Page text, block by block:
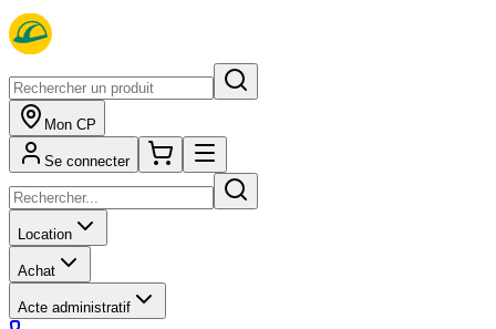
Mon CP
Se connecter
Location
Achat
Acte administratif